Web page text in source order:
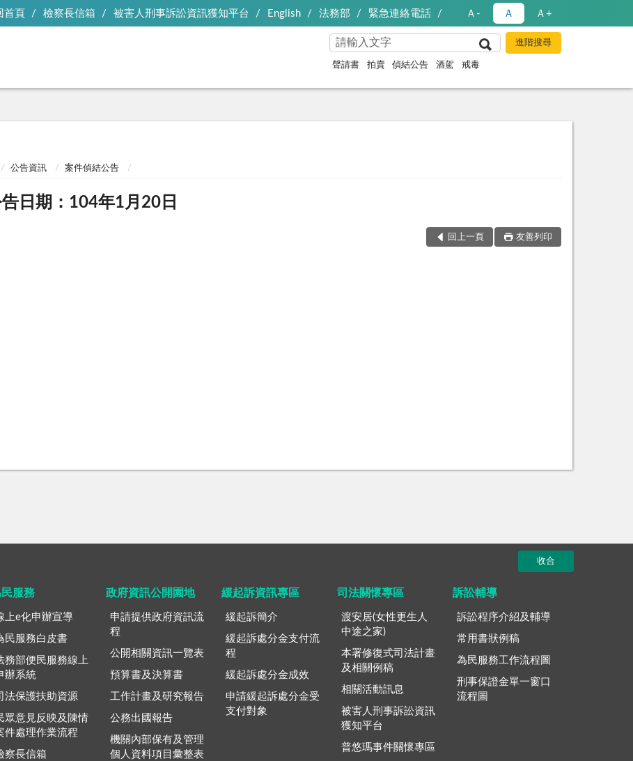
首頁 檢察長信箱 被害人刑事訴訟資訊獲知平台 English 法務部 緊急連絡電話 Ａ- Ａ Ａ+
聲請書 拍賣 偵結公告 酒駕 戒毒
公告資訊 案件偵結公告
日期：104年1月20日
回上一頁 友善列印
收合
服務
上e化申辦宣導
民服務白皮書
務部便民服務線上
辦系統
法保護扶助資源
眾意見反映及陳情
件處理作業流程
察長信箱
政府資訊公開園地
申請提供政府資訊流
程
公開相關資訊一覽表
預算書及決算書
工作計畫及研究報告
公務出國報告
機關內部保有及管理
個人資料項目彙整表
緩起訴資訊專區
緩起訴簡介
緩起訴處分金支付流
程
緩起訴處分金成效
申請緩起訴處分金受
支付對象
司法關懷專區
渡安居(女性更生人
中途之家)
本署修復式司法計畫
及相關例稿
相關活動訊息
被害人刑事訴訟資訊
獲知平台
普悠瑪事件關懷專區
訴訟輔導
訴訟程序介紹及輔導
常用書狀例稿
為民服務工作流程圖
刑事保證金單一窗口
流程圖